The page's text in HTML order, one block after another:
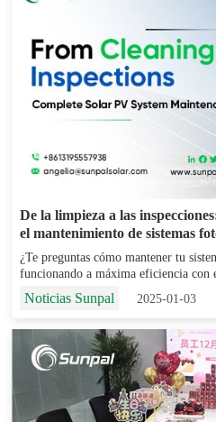
De la limpieza a las
el mantenimiento de sistemas
¿Te preguntas cómo mantener tu
funcionando a máxima eficiencia con
propietarios y empresas invierten en
menudo subestiman la importancia
Noticias Sunpal 2025-01-03